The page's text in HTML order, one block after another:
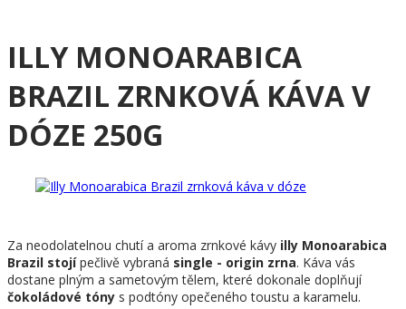
ILLY MONOARABICA
BRAZIL ZRNKOVÁ KÁVA V
DÓZE 250G
Za neodolatelnou chutí a aroma zrnkové kávy illy Monoarabica
Brazil stojípečlivě vybraná single - origin zrna. Káva vás
dostane plným a sametovým tělem, které dokonale doplňují
čokoládové tóny s podtóny opečeného toustu a karamelu.